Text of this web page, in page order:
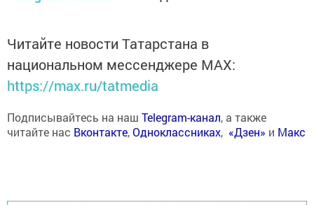
Читайте новости Татарстана в
национальном мессенджере MАХ:
https://max.ru/tatmedia
Подписывайтесь на наш Telegram-канал, а также
читайте нас Вконтакте,Одноклассниках, «Дзен» и Макс